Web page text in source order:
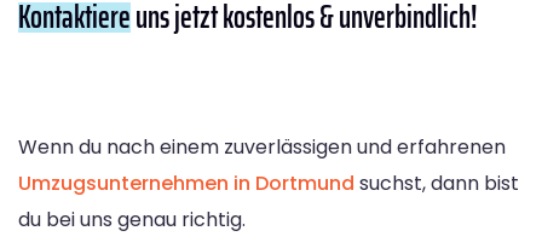
Kontaktiereuns jetzt kostenlos & unverbindlich!
Wenn du nach einem zuverlässigen und erfahrenen
Umzugsunternehmen in Dortmund suchst, dann bist
du bei uns genau richtig.